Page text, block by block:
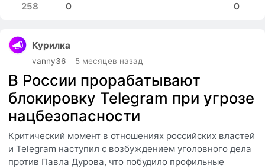
0
258 0
Курилка
vanny36 5 месяцев назад
В России прорабатывают
блокировку Telegram при угрозе
нацбезопасности
Критический момент в отношениях российских властей
и Telegram наступил с возбуждением уголовного дела
против Павла Дурова, что побудило профильные